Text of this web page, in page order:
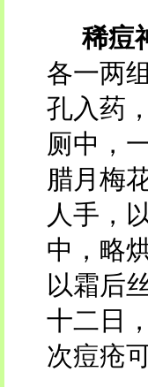
稀痘
各一两
孔入药
厕中，
腊月梅
人手，
中，略
以霜后
十二日
次痘疮